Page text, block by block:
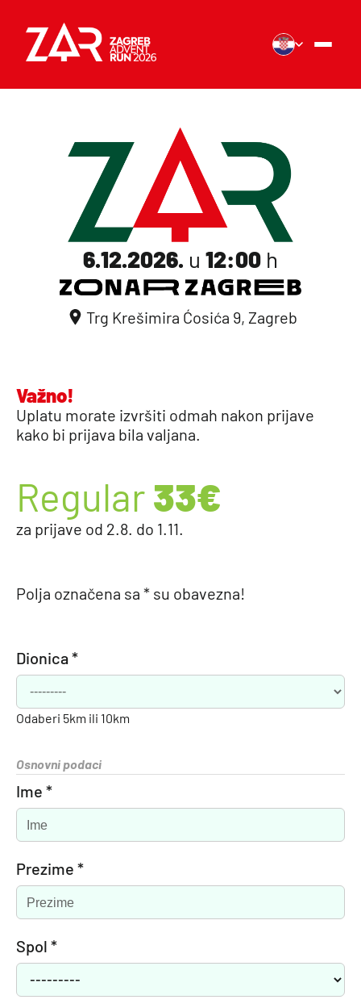
6.12.2026. u 12:00 h
Trg Krešimira Ćosića 9, Zagreb
Važno!
Uplatu morate izvršiti odmah nakon prijave
kako bi prijava bila valjana.
Regular33€
za prijave od 2.8. do 1.11.
Polja označena sa * su obavezna!
Dionica *
Odaberi 5km ili 10km
Osnovni podaci
Ime *
Prezime *
Spol *